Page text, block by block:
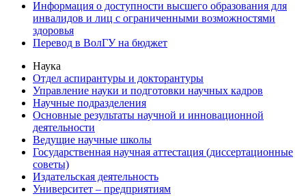
Информация о доступности высшего образования для
инвалидов и лиц с ограниченными возможностями
здоровья
Перевод в ВолГУ на бюджет
Наука
Отдел аспирантуры и докторантуры
Управление науки и подготовки научных кадров
Научные подразделения
Основные результаты научной и инновационной
деятельности
Ведущие научные школы
Государственная научная аттестация (диссертационные
советы)
Издательская деятельность
Университет – предприятиям